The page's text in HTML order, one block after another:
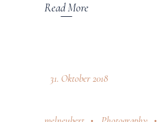
Read More
31. Oktober 2018